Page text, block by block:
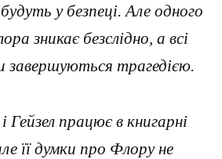
у безпеці. Але одного
зникає безслідно, а всі
завершуються трагедією.
працює в книгарні
її думки про Флору не